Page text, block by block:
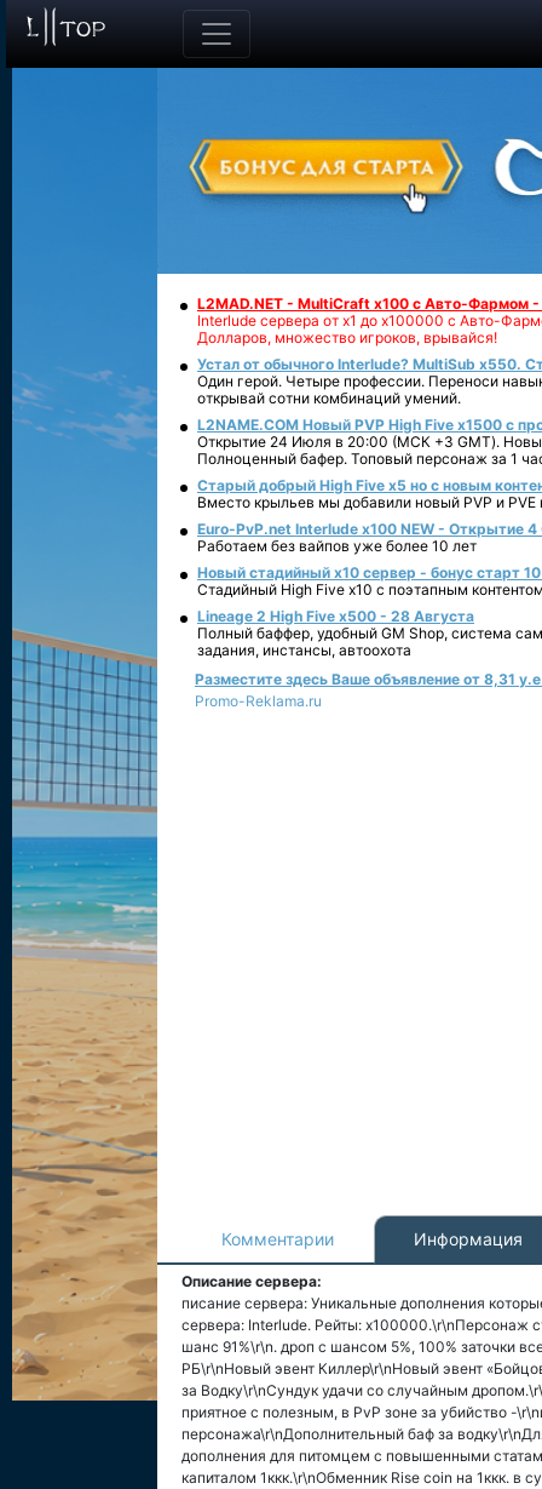
L2MAD.NET - MultiCraft x100 с Авто-Фармом
Interlude сервера от х1 до х100000 с Авто-
Долларов, множество игроков, врывайся!
Устал от обычного Interlude? MultiSub x550.
Один герой. Четыре профессии. Переноси
открывай сотни комбинаций умений.
L2NAME.COM Новый PVP High Five x1500 с
Открытие 24 Июля в 20:00 (МСК +3 GMT).
Полноценный бафер. Топовый персонаж за 1
Старый добрый High Five x5 но с новым
Вместо крыльев мы добавили новый PVP и PVE
Euro-PvP.net Interlude х100 NEW - Открытие 4
Работаем без вайпов уже более 10 лет
Новый стадийный х10 сервер - бонус старт
Стадийный High Five x10 с поэтапным
Lineage 2 High Five x500 - 28 Августа
Полный баффер, удобный GM Shop, система
задания, инстансы, автоохота
Разместите здесь Ваше объявление от 8,31
Promo-Reklama.ru
Комментарии Информация
Описание сервера:
писание сервера: Уникальные дополнения
сервера: Interlude. Рейты: x100000.\r\nПерсонаж
шанс 91%\r\n. дроп с шансом 5%, 100% заточки
РБ\r\nНовый эвент Киллер\r\nНовый эвент
за Водку\r\nСундук удачи со случайным
приятное с полезным, в PvP зоне за убийство -
персонажа\r\nДополнительный баф за
дополнения для питомцем с повышенными
капиталом 1ккк.\r\nОбменник Rise coin на 1ккк.